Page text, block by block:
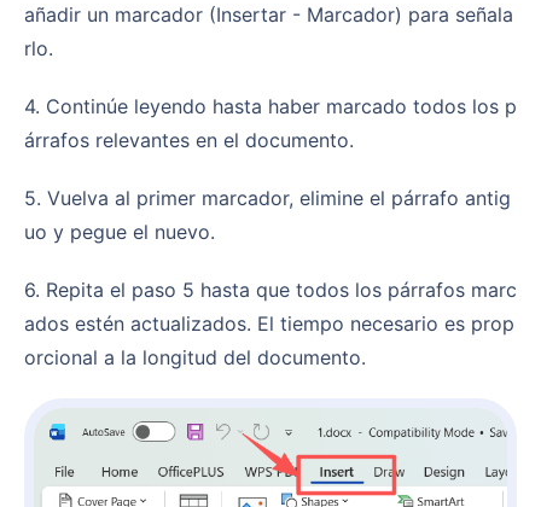
añadir un marcador (Insertar - Marcador) para señala
rlo.
4. Continúe leyendo hasta haber marcado todos los p
árrafos relevantes en el documento.
5. Vuelva al primer marcador, elimine el párrafo antig
uo y pegue el nuevo.
6. Repita el paso 5 hasta que todos los párrafos marc
ados estén actualizados. El tiempo necesario es prop
orcional a la longitud del documento.